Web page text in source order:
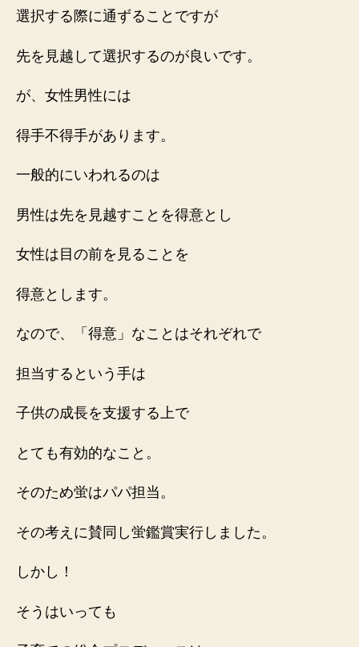
選択する際に通ずることですが
先を見越して選択するのが良いです。
が、女性男性には
得手不得手があります。
一般的にいわれるのは
男性は先を見越すことを得意とし
女性は目の前を見ることを
得意とします。
なので、「得意」なことはそれぞれで
担当するという手は
子供の成長を支援する上で
とても有効的なこと。
そのため蛍はパパ担当。
その考えに賛同し蛍鑑賞実行しました。
しかし！
そうはいっても